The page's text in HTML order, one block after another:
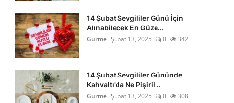
14 Şubat Sevgililer Günü İçin
Alınabilecek En Güze...
Gurme Şubat 13, 2025 0 342
14 Şubat Sevgililer Gününde
Kahvaltı'da Ne Pişiril...
Gurme Şubat 13, 2025 0 308